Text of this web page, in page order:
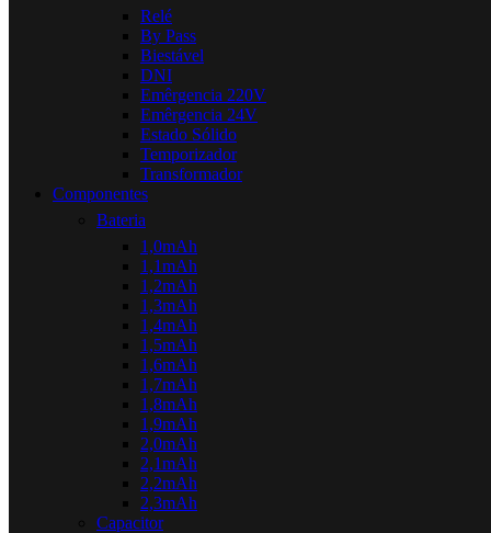
Relé
By Pass
Biestável
DNI
Emêrgencia 220V
Emêrgencia 24V
Estado Sólido
Temporizador
Transformador
Componentes
Bateria
1,0mAh
1,1mAh
1,2mAh
1,3mAh
1,4mAh
1,5mAh
1,6mAh
1,7mAh
1,8mAh
1,9mAh
2,0mAh
2,1mAh
2,2mAh
2,3mAh
Capacitor